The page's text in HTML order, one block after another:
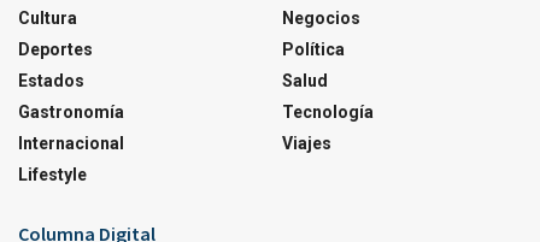
Cultura
Deportes
Estados
Gastronomía
Internacional
Lifestyle
Negocios
Política
Salud
Tecnología
Viajes
Columna Digital